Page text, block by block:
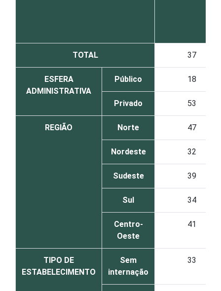
TOTAL 37
ESFERA
ADMINISTRATIVA
Público 18
Privado 53
REGIÃO Norte 47
Nordeste 32
Sudeste 39
Sul 34
Centro-
Oeste
41
TIPO DE
ESTABELECIMENTO
Sem
internação
33